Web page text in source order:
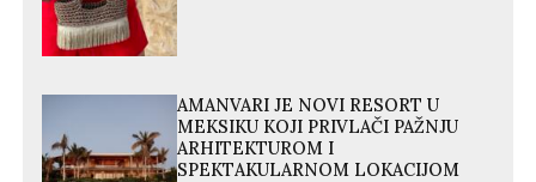
AMANVARI JE NOVI RESORT U
MEKSIKU KOJI PRIVLAČI PAŽNJU
ARHITEKTUROM I
SPEKTAKULARNOM LOKACIJOM